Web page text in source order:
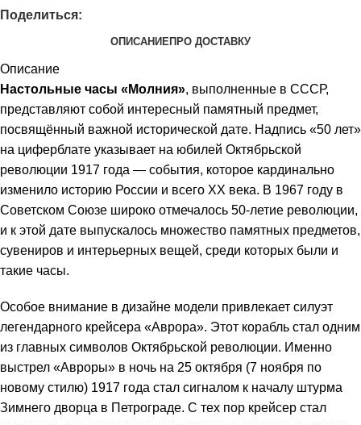
Поделиться:
ОПИСАНИЕПРО ДОСТАВКУ
Описание
Настольные часы «Молния», выполненные в СССР,
представляют собой интересный памятный предмет,
посвящённый важной исторической дате. Надпись «50 лет»
на циферблате указывает на юбилей Октябрьской
революции 1917 года — события, которое кардинально
изменило историю России и всего XX века. В 1967 году в
Советском Союзе широко отмечалось 50-летие революции,
и к этой дате выпускалось множество памятных предметов,
сувениров и интерьерных вещей, среди которых были и
такие часы.
Особое внимание в дизайне модели привлекает силуэт
легендарного крейсера «Аврора». Этот корабль стал одним
из главных символов Октябрьской революции. Именно
выстрел «Авроры» в ночь на 25 октября (7 ноября по
новому стилю) 1917 года стал сигналом к началу штурма
Зимнего дворца в Петрограде. С тех пор крейсер стал